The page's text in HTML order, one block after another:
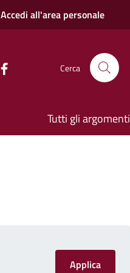
Accedi all'area personale
Cerca
Tutti gli argomenti